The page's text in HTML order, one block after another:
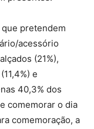
pretendem
acessório
(21%),
e
40,3% dos
comemorar o dia
comemoração, a